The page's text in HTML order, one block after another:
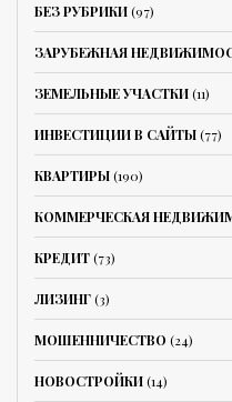
БЕЗ РУБРИКИ(97)
ЗАРУБЕЖНАЯ
ЗЕМЕЛЬНЫЕ УЧАСТКИ(11)
ИНВЕСТИЦИИ В САЙТЫ(77)
КВАРТИРЫ(190)
КОММЕРЧЕСКАЯ
КРЕДИТ(73)
ЛИЗИНГ(3)
МОШЕННИЧЕСТВО (24)
НОВОСТРОЙКИ(14)